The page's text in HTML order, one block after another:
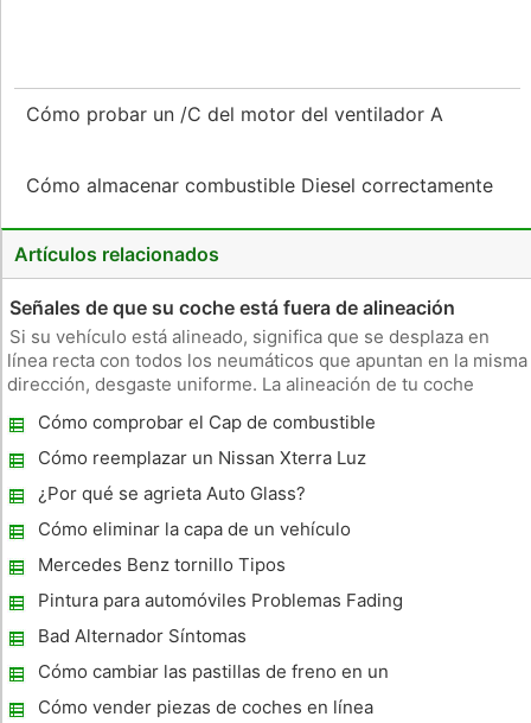
Cómo probar un /C del motor del ventilador A
Cómo almacenar combustible Diesel correctamente
Artículos relacionados
Señales de que su coche está fuera de alineación
Si su vehículo está alineado, significa que se desplaza en
línea recta con todos los neumáticos que apuntan en la misma
dirección, desgaste uniforme. La alineación de tu coche
conducir por un bache profundo. La alineación también
disminuye
Cómo comprobar el Cap de combustible
Cómo reemplazar un Nissan Xterra Luz
trasera
¿Por qué se agrieta Auto Glass?
Cómo eliminar la capa de un vehículo
Mercedes Benz tornillo Tipos
Pintura para automóviles Problemas Fading
Bad Alternador Síntomas
Cómo cambiar las pastillas de freno en un
2000 Chevrolet Malibu
Cómo vender piezas de coches en línea